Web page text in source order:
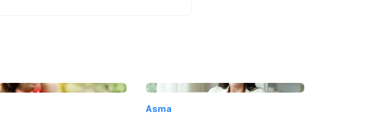
Asma